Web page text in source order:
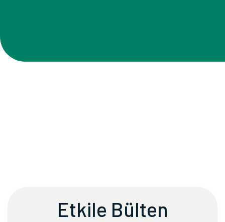
Etkile Bülten